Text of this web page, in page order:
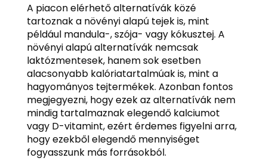
A piacon elérhető alternatívák közé
tartoznak a növényi alapú tejek is, mint
például mandula-, szója- vagy kókusztej. A
növényi alapú alternatívák nemcsak
laktózmentesek, hanem sok esetben
alacsonyabb kalóriatartalmúak is, mint a
hagyományos tejtermékek. Azonban fontos
megjegyezni, hogy ezek az alternatívák nem
mindig tartalmaznak elegendő kalciumot
vagy D-vitamint, ezért érdemes figyelni arra,
hogy ezekből elegendő mennyiséget
fogyasszunk más forrásokból.